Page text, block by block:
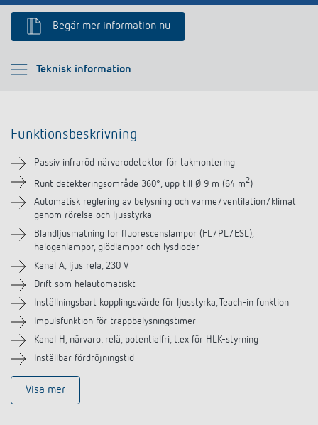
Begär mer information nu
Teknisk information
Vänligen välj
Nedladdningar
Tillbehör
Liknande produkter
Funktionsbeskrivning
Passiv infraröd närvarodetektor för takmontering
Runt detekteringsområde 360°, upp till Ø 9 m (64 m2)
Automatisk reglering av belysning och värme/ventilation/klimat
genom rörelse och ljusstyrka
Blandljusmätning för fluorescenslampor (FL/PL/ESL),
halogenlampor, glödlampor och lysdioder
Kanal A, ljus relä, 230 V
Drift som helautomatiskt
Inställningsbart kopplingsvärde för ljusstyrka, Teach-in funktion
Impulsfunktion för trappbelysningstimer
Kanal H, närvaro: relä, potentialfri, t.ex för HLK-styrning
Inställbar fördröjningstid
Visa mer